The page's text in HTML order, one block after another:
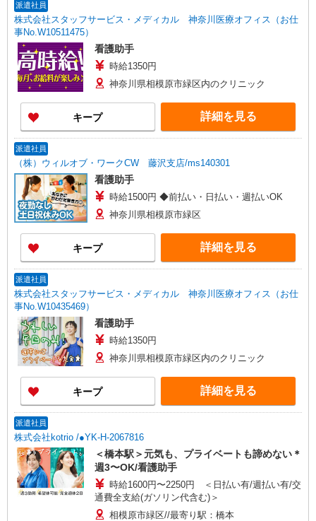
歓迎 ・認知症介護基礎研修 ・初任者研修 ・実務
者研修 ・介護福祉士 など
派遣社員
株式会社スタッフサービス・メディカル 神奈川医療オフィス（お仕
事No.W10511475）
看護助手
時給1350円
神奈川県相模原市緑区内のクリニック
キープ 詳細を見る
派遣社員
（株）ウィルオブ・ワークCW 藤沢支店/ms140301
看護助手
時給1500円 ◆前払い・日払い・週払いOK
神奈川県相模原市緑区
キープ 詳細を見る
派遣社員
株式会社スタッフサービス・メディカル 神奈川医療オフィス（お仕
事No.W10435469）
看護助手
時給1350円
神奈川県相模原市緑区内のクリニック
キープ 詳細を見る
派遣社員
株式会社kotrio /●YK-H-2067816
＜橋本駅＞元気も、プライベートも諦めない＊
週3〜OK/看護助手
時給1600円〜2250円 ＜日払い有/週払い有/交
通費全支給(ガソリン代含む)＞
相模原市緑区//最寄り駅：橋本